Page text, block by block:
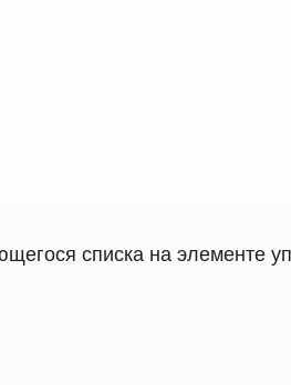
списка на элементе